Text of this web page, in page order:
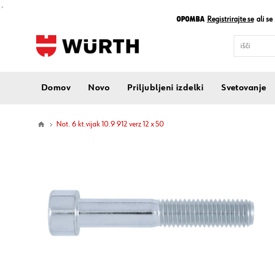
¸
Opomba Registrirajte se ali se
Domov Novo Priljubljeni izdelki Svetovanje
not. 6 kt.vijak 10.9 912 verz 12 x 50